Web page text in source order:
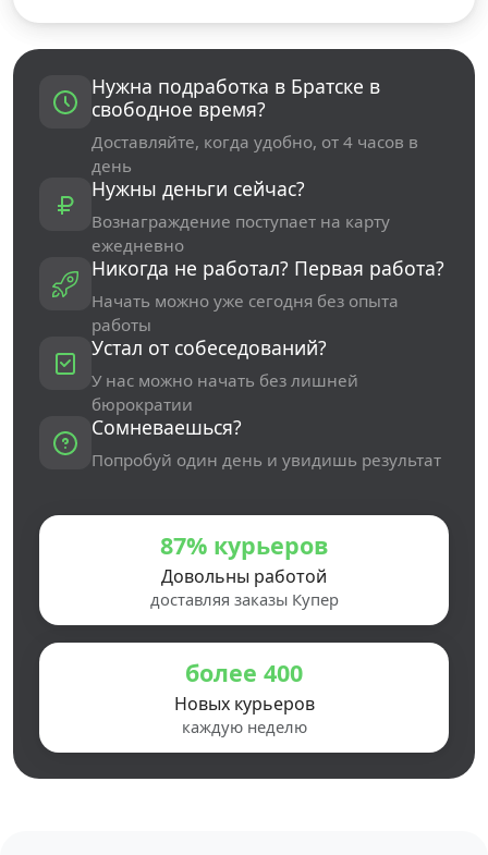
Нужна подработка в Братске в
свободное время?
Доставляйте, когда удобно, от 4 часов в
день
Нужны деньги сейчас?
Вознаграждение поступает на карту
ежедневно
Никогда не работал? Первая работа?
Начать можно уже сегодня без опыта
работы
Устал от собеседований?
У нас можно начать без лишней
бюрократии
Сомневаешься?
Попробуй один день и увидишь результат
87% курьеров
Довольны работой
доставляя заказы Купер
более 400
Новых курьеров
каждую неделю